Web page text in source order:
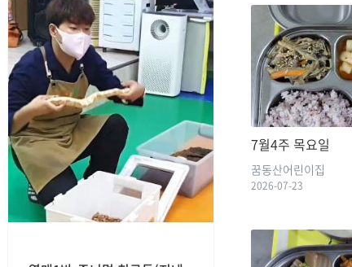
7월4주 목요일
꿈동산어린이집
2026-07-23